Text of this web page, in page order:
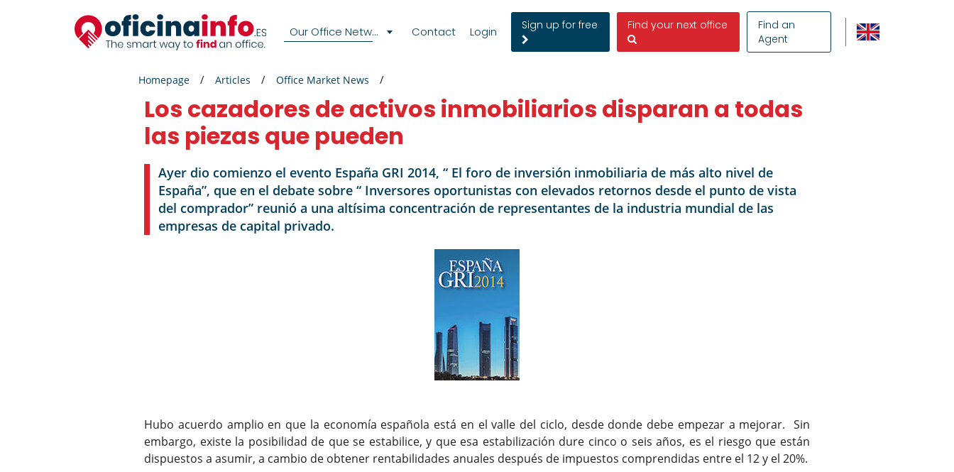
Our Office Network Contact Login Sign up for free Find your next office
Find an
Agent
Homepage Articles Office Market News
Los cazadores de activos inmobiliarios disparan a todas
las piezas que pueden
Ayer dio comienzo el evento España GRI 2014, “ El foro de inversión inmobiliaria de más alto nivel de
España”, que en el debate sobre “ Inversores oportunistas con elevados retornos desde el punto de vista
del comprador” reunió a una altísima concentración de representantes de la industria mundial de las
empresas de capital privado.
Hubo acuerdo amplio en que la economía española está en el valle del ciclo, desde donde debe empezar a mejorar. Sin
embargo, existe la posibilidad de que se estabilice, y que esa estabilización dure cinco o seis años, es el riesgo que están
dispuestos a asumir, a cambio de obtener rentabilidades anuales después de impuestos comprendidas entre el 12 y el 20%.